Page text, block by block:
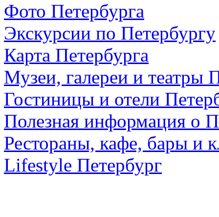
Фото Петербурга
Экскурсии по Петербургу
Карта Петербурга
Музеи, галереи и театры
Гостиницы и отели
Полезная информация о
Рестораны, кафе, бары и
Lifestyle Петербург